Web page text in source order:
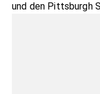
und den Pittsburgh